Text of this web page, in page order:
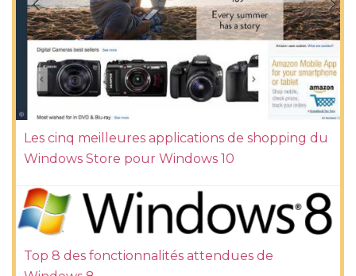
Les cinq meilleures applications de shopping du
Windows Store pour Windows 10
Top 8 des fonctionnalités attendues de